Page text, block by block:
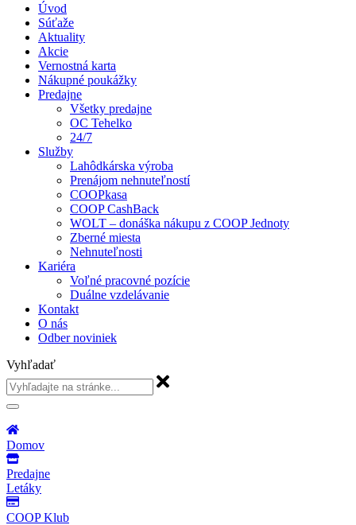
Úvod
Súťaže
Aktuality
Akcie
Vernostná karta
Nákupné poukážky
Predajne
Všetky predajne
OC Tehelko
24/7
Služby
Lahôdkárska výroba
Prenájom nehnuteľností
COOPkasa
COOP CashBack
WOLT – donáška nákupu z COOP Jednoty
Zberné miesta
Nehnuteľnosti
Kariéra
Voľné pracovné pozície
Duálne vzdelávanie
Kontakt
O nás
Odber noviniek
Vyhľadať
Domov
Predajne
Letáky
COOP Klub